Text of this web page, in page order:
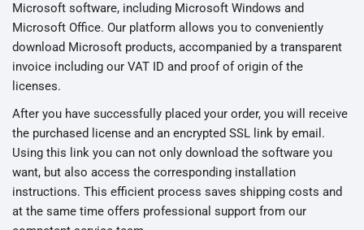
Microsoft software, including Microsoft Windows and
Microsoft Office. Our platform allows you to conveniently
download Microsoft products, accompanied by a transparent
invoice including our VAT ID and proof of origin of the
licenses.
After you have successfully placed your order, you will receive
the purchased license and an encrypted SSL link by email.
Using this link you can not only download the software you
want, but also access the corresponding installation
instructions. This efficient process saves shipping costs and
at the same time offers professional support from our